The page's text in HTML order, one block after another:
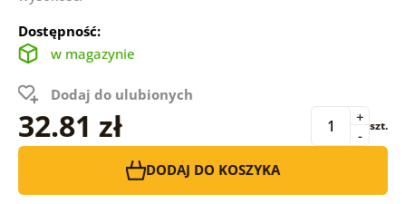
Dostępność:
w magazynie
Dodaj do ulubionych
32.81 zł -
+ szt.
DODAJ DO KOSZYKA